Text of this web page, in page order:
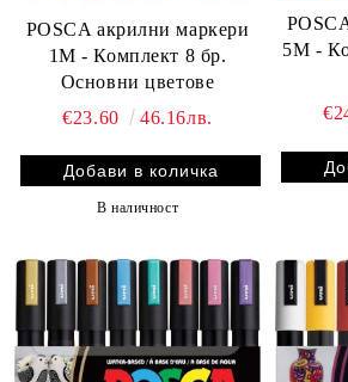
POSCA акрилни маркери
1M - Комплект 8 бр.
Основни цветове
€23.60
46.16лв.
В наличност
5M -